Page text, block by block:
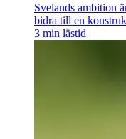
Svelands ambition
bidra till en
3 min lästid